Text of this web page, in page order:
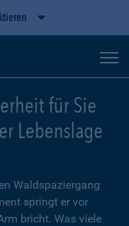
für Sie
Lebenslage
Waldspaziergang
springt er vor
bricht. Was viele